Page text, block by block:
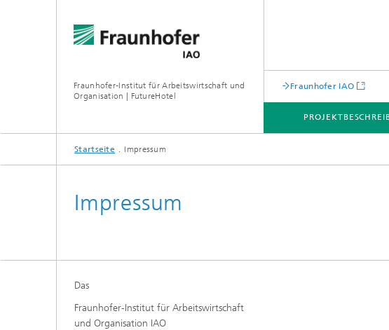
Fraunhofer-Institut für Arbeitswirtschaft und
Organisation | FutureHotel
Fraunhofer IAO
HIGHLIGHTS
Startseite Impressum
Impressum
Das
Fraunhofer-Institut für Arbeitswirtschaft
und Organisation IAO